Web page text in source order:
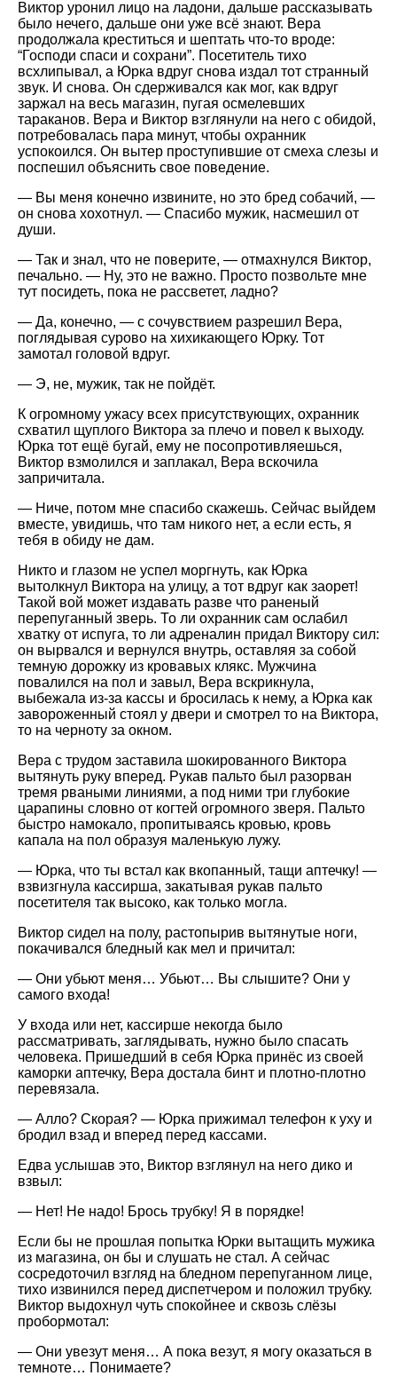
Виктор уронил лицо на ладони, дальше рассказывать
было нечего, дальше они уже всё знают. Вера
продолжала креститься и шептать что-то вроде:
“Господи спаси и сохрани”. Посетитель тихо
всхлипывал, а Юрка вдруг снова издал тот странный
звук. И снова. Он сдерживался как мог, как вдруг
заржал на весь магазин, пугая осмелевших
тараканов. Вера и Виктор взглянули на него с обидой,
потребовалась пара минут, чтобы охранник
успокоился. Он вытер проступившие от смеха слезы и
поспешил объяснить свое поведение.
— Вы меня конечно извините, но это бред собачий, —
он снова хохотнул. — Спасибо мужик, насмешил от
души.
— Так и знал, что не поверите, — отмахнулся Виктор,
печально. — Ну, это не важно. Просто позвольте мне
тут посидеть, пока не рассветет, ладно?
— Да, конечно, — с сочувствием разрешил Вера,
поглядывая сурово на хихикающего Юрку. Тот
замотал головой вдруг.
— Э, не, мужик, так не пойдёт.
К огромному ужасу всех присутствующих, охранник
схватил щуплого Виктора за плечо и повел к выходу.
Юрка тот ещё бугай, ему не посопротивляешься,
Виктор взмолился и заплакал, Вера вскочила
запричитала.
— Ниче, потом мне спасибо скажешь. Сейчас выйдем
вместе, увидишь, что там никого нет, а если есть, я
тебя в обиду не дам.
Никто и глазом не успел моргнуть, как Юрка
вытолкнул Виктора на улицу, а тот вдруг как заорет!
Такой вой может издавать разве что раненый
перепуганный зверь. То ли охранник сам ослабил
хватку от испуга, то ли адреналин придал Виктору сил:
он вырвался и вернулся внутрь, оставляя за собой
темную дорожку из кровавых клякс. Мужчина
повалился на пол и завыл, Вера вскрикнула,
выбежала из-за кассы и бросилась к нему, а Юрка как
завороженный стоял у двери и смотрел то на Виктора,
то на черноту за окном.
Вера с трудом заставила шокированного Виктора
вытянуть руку вперед. Рукав пальто был разорван
тремя рваными линиями, а под ними три глубокие
царапины словно от когтей огромного зверя. Пальто
быстро намокало, пропитываясь кровью, кровь
капала на пол образуя маленькую лужу.
— Юрка, что ты встал как вкопанный, тащи аптечку! —
взвизгнула кассирша, закатывая рукав пальто
посетителя так высоко, как только могла.
Виктор сидел на полу, растопырив вытянутые ноги,
покачивался бледный как мел и причитал:
— Они убьют меня… Убьют… Вы слышите? Они у
самого входа!
У входа или нет, кассирше некогда было
рассматривать, заглядывать, нужно было спасать
человека. Пришедший в себя Юрка принёс из своей
каморки аптечку, Вера достала бинт и плотно-плотно
перевязала.
— Алло? Скорая? — Юрка прижимал телефон к уху и
бродил взад и вперед перед кассами.
Едва услышав это, Виктор взглянул на него дико и
взвыл:
— Нет! Не надо! Брось трубку! Я в порядке!
Если бы не прошлая попытка Юрки вытащить мужика
из магазина, он бы и слушать не стал. А сейчас
сосредоточил взгляд на бледном перепуганном лице,
тихо извинился перед диспетчером и положил трубку.
Виктор выдохнул чуть спокойнее и сквозь слёзы
пробормотал:
— Они увезут меня… А пока везут, я могу оказаться в
темноте… Понимаете?